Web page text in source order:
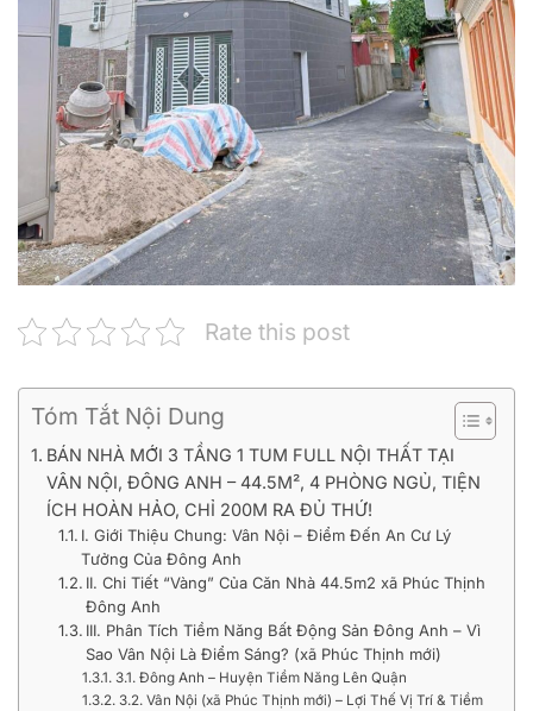
Rate this post
Tóm Tắt Nội Dung
BÁN NHÀ MỚI 3 TẦNG 1 TUM FULL NỘI THẤT TẠI
VÂN NỘI, ĐÔNG ANH – 44.5M², 4 PHÒNG NGỦ, TIỆN
ÍCH HOÀN HẢO, CHỈ 200M RA ĐỦ THỨ!
I. Giới Thiệu Chung: Vân Nội – Điểm Đến An Cư Lý
Tưởng Của Đông Anh
II. Chi Tiết “Vàng” Của Căn Nhà 44.5m2 xã Phúc Thịnh
Đông Anh
III. Phân Tích Tiềm Năng Bất Động Sản Đông Anh – Vì
Sao Vân Nội Là Điểm Sáng? (xã Phúc Thịnh mới)
3.1. Đông Anh – Huyện Tiềm Năng Lên Quận
3.2. Vân Nội (xã Phúc Thịnh mới) – Lợi Thế Vị Trí & Tiềm